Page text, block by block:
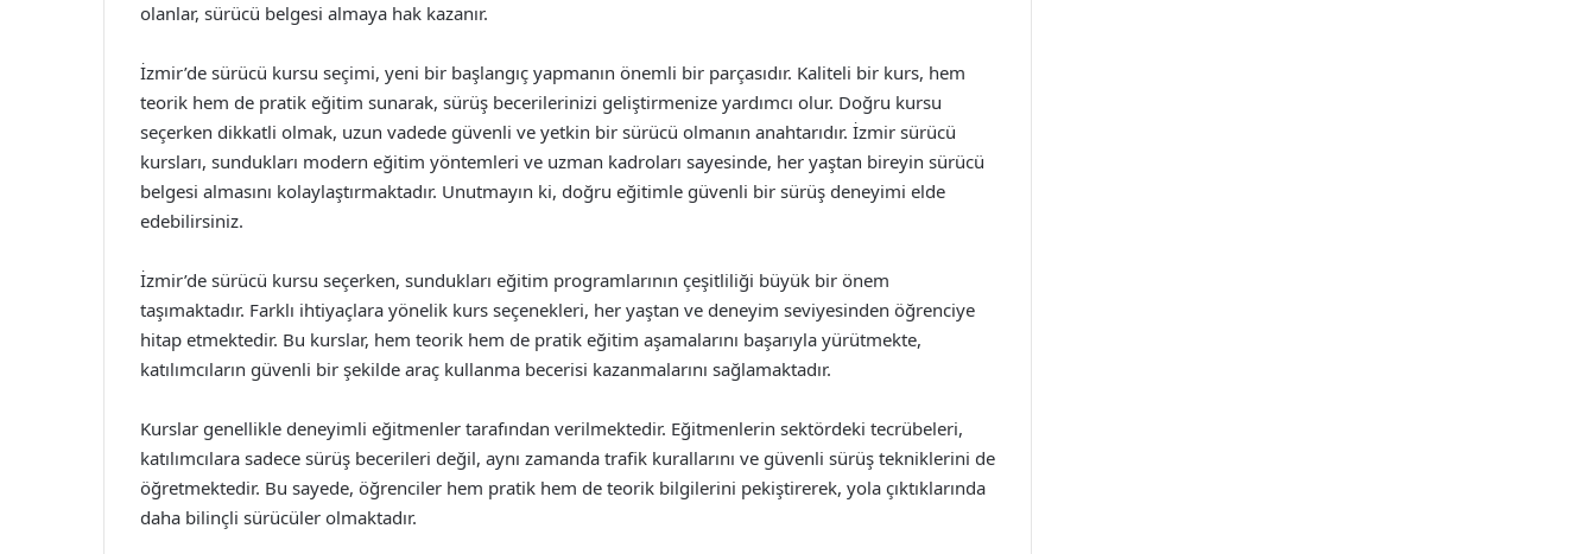
olanlar, sürücü belgesi almaya hak kazanır.
İzmir’de sürücü kursu seçimi, yeni bir başlangıç yapmanın önemli bir parçasıdır. Kaliteli bir kurs, hem
teorik hem de pratik eğitim sunarak, sürüş becerilerinizi geliştirmenize yardımcı olur. Doğru kursu
seçerken dikkatli olmak, uzun vadede güvenli ve yetkin bir sürücü olmanın anahtarıdır. İzmir sürücü
kursları, sundukları modern eğitim yöntemleri ve uzman kadroları sayesinde, her yaştan bireyin sürücü
belgesi almasını kolaylaştırmaktadır. Unutmayın ki, doğru eğitimle güvenli bir sürüş deneyimi elde
edebilirsiniz.
İzmir’de sürücü kursu seçerken, sundukları eğitim programlarının çeşitliliği büyük bir önem
taşımaktadır. Farklı ihtiyaçlara yönelik kurs seçenekleri, her yaştan ve deneyim seviyesinden öğrenciye
hitap etmektedir. Bu kurslar, hem teorik hem de pratik eğitim aşamalarını başarıyla yürütmekte,
katılımcıların güvenli bir şekilde araç kullanma becerisi kazanmalarını sağlamaktadır.
Kurslar genellikle deneyimli eğitmenler tarafından verilmektedir. Eğitmenlerin sektördeki tecrübeleri,
katılımcılara sadece sürüş becerileri değil, aynı zamanda trafik kurallarını ve güvenli sürüş tekniklerini de
öğretmektedir. Bu sayede, öğrenciler hem pratik hem de teorik bilgilerini pekiştirerek, yola çıktıklarında
daha bilinçli sürücüler olmaktadır.